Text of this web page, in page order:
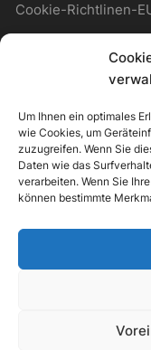
Um Ihnen ein optimales
wie Cookies, um
zuzugreifen. Wenn Sie
Daten wie das
verarbeiten. Wenn Sie
können bestimmte
Cookie-Richtlinen-
WICHTIGES
Newsletter
ALLGEMEIN